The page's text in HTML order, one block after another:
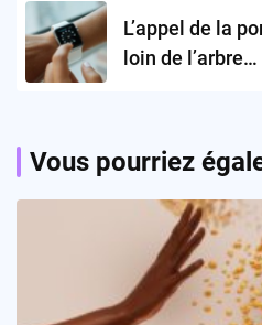
L’appel de la
loin de
Vous pourriez